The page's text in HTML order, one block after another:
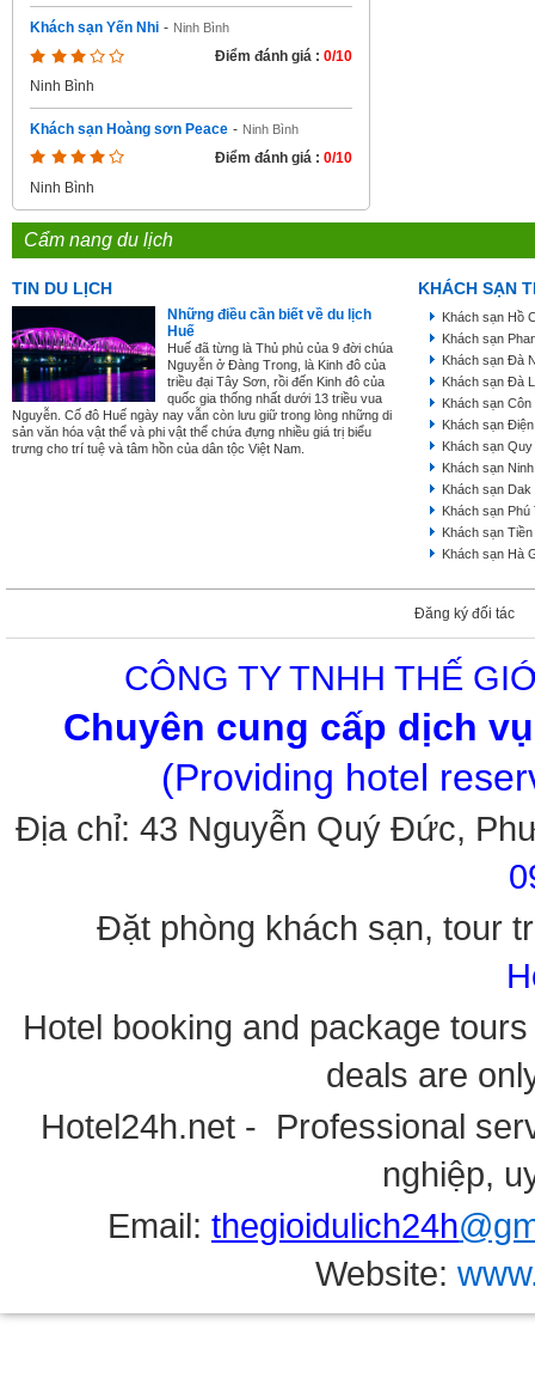
Khách sạn Yến Nhi - Ninh Bình
Điểm đánh giá : 0/10
Ninh Bình
Khách sạn Hoàng sơn Peace - Ninh Bình
Điểm đánh giá : 0/10
Ninh Bình
Cẩm nang du lịch
TIN DU LỊCH
Những điều cần biết về du lịch
Huế
Huế đã từng là Thủ phủ của 9 đời chúa
Nguyễn ở Đàng Trong, là Kinh đô của
triều đại Tây Sơn, rồi đến Kinh đô của
quốc gia thống nhất dưới 13 triều vua
Nguyễn. Cố đô Huế ngày nay vẫn còn lưu giữ trong lòng những di
sản văn hóa vật thể và phi vật thể chứa đựng nhiều giá trị biểu
trưng cho trí tuệ và tâm hồn của dân tộc Việt Nam.
KHÁCH SẠN
Khách sạn Hồ
Khách sạn
Khách sạn Đà
Khách sạn Đà
Khách sạn
Khách sạn
Khách sạn
Khách sạn
Khách sạn Dak
Khách sạn Phú
Khách sạn
Khách sạn Hà
Đăng ký đối tác
CÔNG TY TNHH THẾ
Chuyên cung cấp dịch
(Providing hotel
Địa chỉ: 43 Nguyễn Quý Đức,
Đặt phòng khách sạn, tour
Hotel booking and package
deals are
Hotel24h.net - Professional
nghiệp,
Email: thegioidulich24h
Website: